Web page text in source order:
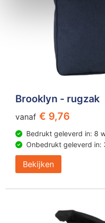
Brooklyn - rugzak
vanaf € 9,76
Bedrukt geleverd in: 8
Onbedrukt geleverd in:
Bekijken